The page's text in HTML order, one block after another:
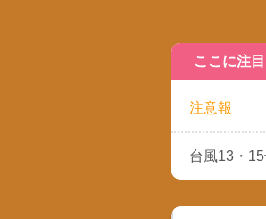
ここに注目
注意報
台風13・